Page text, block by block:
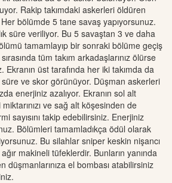
Rakip takımdaki askerleri öldüren
Her bölümde 5 tane savaş yapıyorsunuz.
süre veriliyor. Bu 5 savaştan 3 ve daha
tamamlayıp bir sonraki bölüme geçiş
tüm takım arkadaşlarınız ölürse
Ekranın üst tarafında her iki takımda da
ve skor görünüyor. Düşman askerleri
enerjiniz azalıyor. Ekranın sol alt
ve sağ alt köşesinden de
sayısını takip edebilirsiniz. Enerjiniz
Bölümleri tamamladıkça ödül olarak
Bu silahlar sniper keskin nişancı
makineli tüfeklerdir. Bunların yanında
düşmanlarınıza el bombası atabilirsiniz